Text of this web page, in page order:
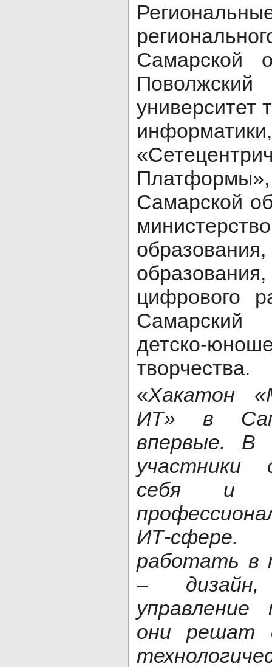
Самарской
Поволжский
университет
Самарской
цифрового
Самарский
детско-
творчества.
«Хакатон
ИТ» в
впервые. В
участники
себя и
ИТ-
работать в
–
управление
они решат